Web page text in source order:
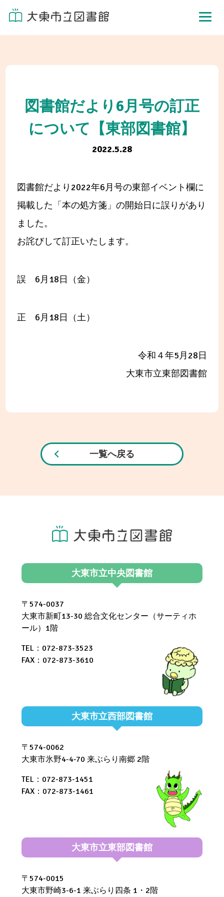
図書館だより6月号の訂正
について【東部図書館】
2022.5.28
図書館だより2022年6月号の東部イベント欄に
掲載した「本の処方箋」の開始日に誤りがあり
ました。
お詫びして訂正いたします。
誤 6月18日（金）
正 6月18日（土）
令和４年5月28日
大東市立東部図書館
一覧へ戻る
大東市立中央図書館
〒574-0037
大東市新町13-30 総合文化センター（サーティホ
ール）1階
TEL：072-873-3523
FAX：072-873-3610
大東市立西部図書館
〒574-0062
大東市氷野4-4-70 来ぶらり南郷 2階
TEL：072-873-1451
FAX：072-873-1461
大東市立東部図書館
〒574-0015
大東市野崎3-6-1 来ぶらり四条 1・2階